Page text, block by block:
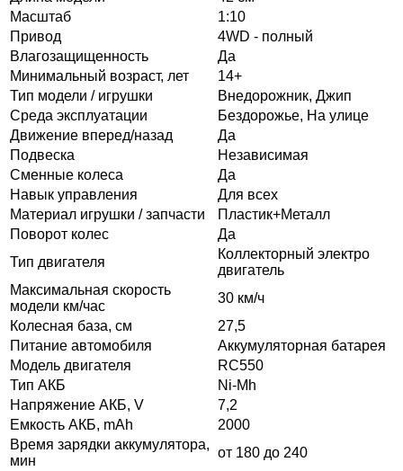
Масштаб
1:10
Привод
4WD - полный
Влагозащищенность
Да
Минимальный возраст, лет
14+
Тип модели / игрушки
Внедорожник, Джип
Среда эксплуатации
Бездорожье, На улице
Движение вперед/назад
Да
Подвеска
Независимая
Сменные колеса
Да
Навык управления
Для всех
Материал игрушки / запчасти
Пластик+Металл
Поворот колес
Да
Тип двигателя
Коллекторный электро
двигатель
Максимальная скорость
модели км/час
30 км/ч
Колесная база, см
27,5
Питание автомобиля
Аккумуляторная батарея
Модель двигателя
RC550
Тип АКБ
Ni-Mh
Напряжение АКБ, V
7,2
Емкость АКБ, mAh
2000
Время зарядки аккумулятора,
мин
от 180 до 240